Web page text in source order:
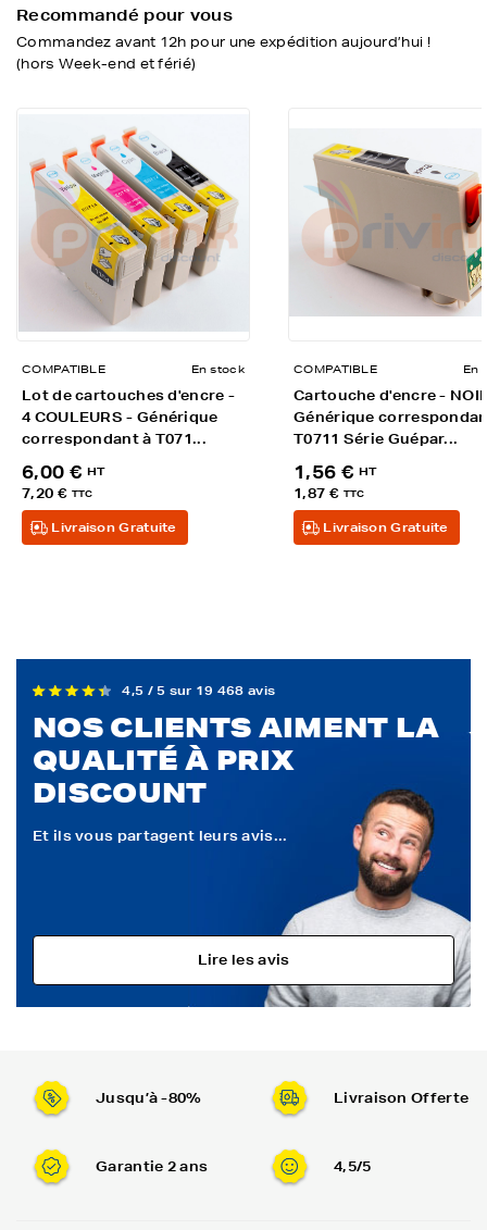
Recommandé pour vous
Commandez avant 12h pour une expédition aujourd’hui !
(hors Week-end et férié)
COMPATIBLE En stock
Lot de cartouches d'encre -
4 COULEURS - Générique
correspondant à T071...
6,00 € HT
7,20 € TTC
Livraison Gratuite
COMPATIBLE En
Cartouche d'encre -
Générique
T0711 Série Guépar...
1,56 € HT
1,87 € TTC
Livraison Gratuite
4,5 / 5 sur 19 468 avis
NOS CLIENTS AIMENT LA
QUALITÉ À PRIX
DISCOUNT
Et ils vous partagent leurs avis...
Lire les avis
Jusqu’à -80% Livraison Offerte
Garantie 2 ans 4,5/5